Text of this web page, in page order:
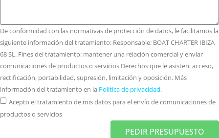
De conformidad con las normativas de protección de datos, le facilitamos la
siguiente información del tratamiento: Responsable: BOAT CHARTER IBIZA
68 SL. Fines del tratamiento: mantener una relación comercial y enviar
comunicaciones de productos o servicios Derechos que le asisten: acceso,
rectificación, portabilidad, supresión, limitación y oposición. Más
información del tratamiento en la Política de privacidad.
Acepto el tratamiento de mis datos para el envío de comunicaciones de
productos o servicios
PEDIR PRESUPUESTO